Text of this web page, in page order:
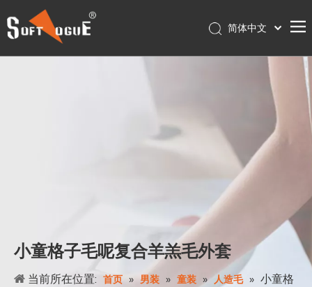
简体中文
Français
Português
Deutsch
日本語
Nederlands
小童格子毛呢复合羊羔毛外套
当前所在位置: 首页 » 男装 » 童装 » 人造毛 » 小童格